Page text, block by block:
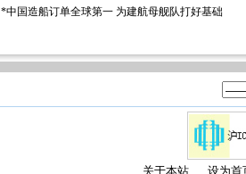
*中国造船订单全球第一 为建航母舰队打好基础